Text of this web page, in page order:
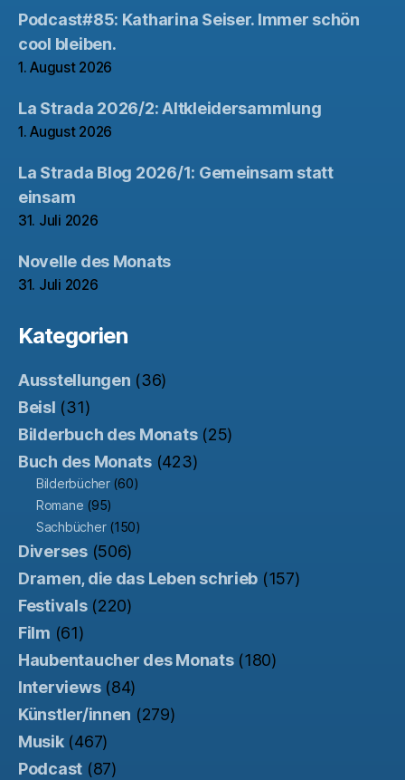
Podcast#85: Katharina Seiser. Immer schön
cool bleiben.
1. August 2026
La Strada 2026/2: Altkleidersammlung
1. August 2026
La Strada Blog 2026/1: Gemeinsam statt
einsam
31. Juli 2026
Novelle des Monats
31. Juli 2026
Kategorien
Ausstellungen (36)
Beisl (31)
Bilderbuch des Monats(25)
Buch des Monats(423)
Bilderbücher(60)
Romane (95)
Sachbücher(150)
Diverses(506)
Dramen, die das Leben schrieb (157)
Festivals(220)
Film (61)
Haubentaucher des Monats(180)
Interviews(84)
Künstler/innen (279)
Musik(467)
Podcast (87)